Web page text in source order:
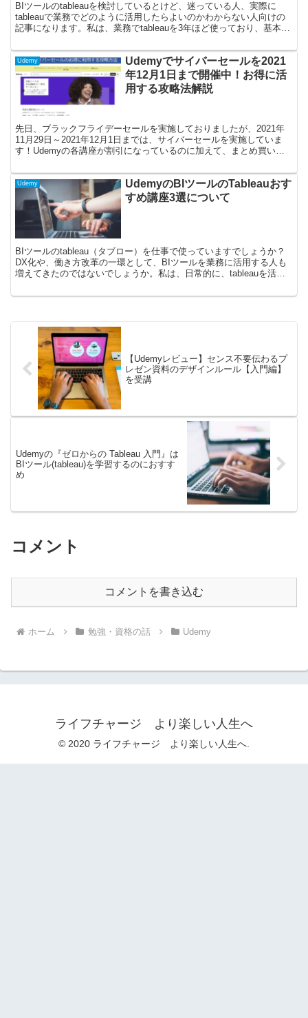
BIツールのtableauを検討しているとけど、迷っている人、実際に
tableauで業務でどのように活用したらよいのかわからない人向けの
記事になります。私は、業務でtableauを3年ほど使っており、基本的
Udemy
Udemyでサイバーセールを2021
年12月1日まで開催中！お得に活
用する攻略法解説
先日、ブラックフライデーセールを実施しておりましたが、2021年
11月29日～2021年12月1日までは、サイバーセールを実施していま
す！Udemyの各講座が割引になっているのに加えて、まとめ買いを
Udemy
UdemyのBIツールのTableauおす
すめ講座3選について
BIツールのtableau（タブロー）を仕事で使っていますでしょうか？
DX化や、働き方改革の一環として、BIツールを業務に活用する人も
増えてきたのではないでしょうか。私は、日常的に、tableauを活用
【Udemyレビュー】センス不要伝わるプ
レゼン資料のデザインルール【入門編】
を受講
Udemyの『ゼロからの Tableau 入門』は
BIツール(tableau)を学習するのにおすす
め
コメント
コメントを書き込む
ホーム 勉強・資格の話 Udemy
ライフチャージ より楽しい人生へ
© 2020 ライフチャージ より楽しい人生へ.